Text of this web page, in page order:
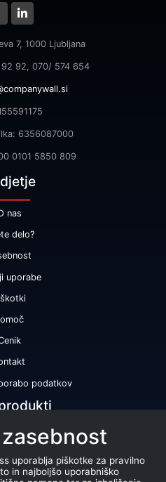
7, 1000 Ljubljana
92, 070/ 574 654
6356087000
0101 5850 809
nas
delo?
uporabe
podatkov
ocena
poročilo
odličnosti
uporablja piškotke za pravilno
in najboljšo uporabniško